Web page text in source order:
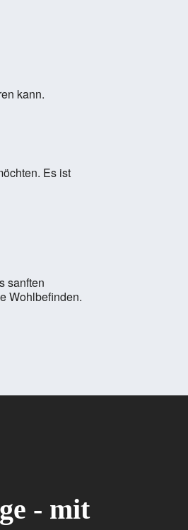
kann.
Es ist
sanften
Wohlbefinden.
- mit